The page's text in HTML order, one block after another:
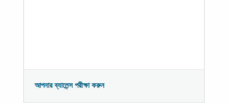
আপনার ব্যালেন্স পরীক্ষা করুন